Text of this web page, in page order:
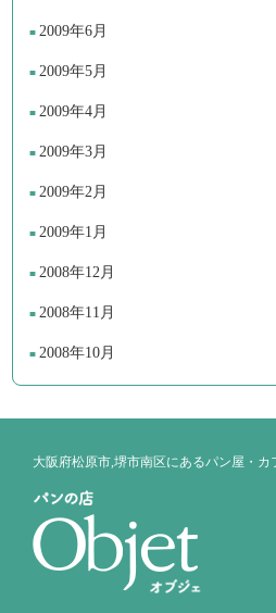
2009年6月
2009年5月
2009年4月
2009年3月
2009年2月
2009年1月
2008年12月
2008年11月
2008年10月
大阪府松原市,堺市南区にあるパン屋・